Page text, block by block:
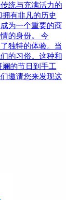
统与充满活力的
有非凡的历史
为一个重要的商
的身份。 今
独特的体验。当
的习俗。这种和
的节日到手工
邀请您来发现这